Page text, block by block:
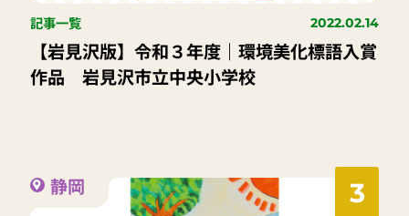
記事一覧 2022.02.14
【岩見沢版】令和３年度｜環境美化標語入賞
作品 岩見沢市立中央小学校
3
静岡